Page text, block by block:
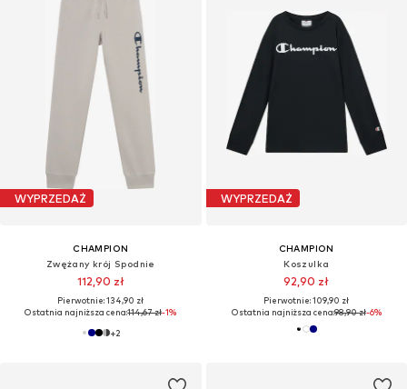
WYPRZEDAŻ
CHAMPION
Zwężany krój Spodnie
112,90 zł
Pierwotnie: 134,90 zł
Ostatnia najniższa cena:114,67 zł-1%
+2
WYPRZEDAŻ
CHAMPION
Koszulka
92,90 zł
Pierwotnie: 109,90 zł
Ostatnia najniższa cena:98,90 zł-6%